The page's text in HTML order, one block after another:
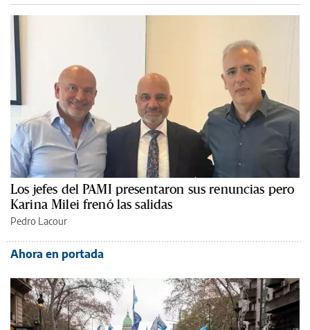
Los jefes del PAMI presentaron sus renuncias pero
Karina Milei frenó las salidas
Pedro Lacour
Ahora en portada